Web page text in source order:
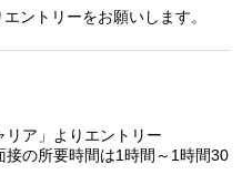
ントリーをお願いします。
リア」よりエントリー
接の所要時間は1時間～1時間30